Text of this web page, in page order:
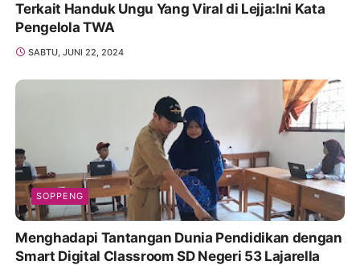
Terkait Handuk Ungu Yang Viral di Lejja:Ini Kata
Pengelola TWA
SABTU, JUNI 22, 2024
SOPPENG
Menghadapi Tantangan Dunia Pendidikan dengan
Smart Digital Classroom SD Negeri 53 Lajarella